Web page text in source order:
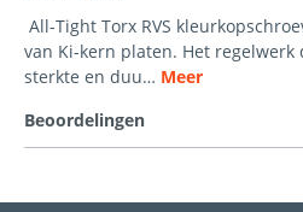
All-Tight Torx RVS
van Ki-kern platen. Het regelwerk
sterkte en duu… Meer
Beoordelingen